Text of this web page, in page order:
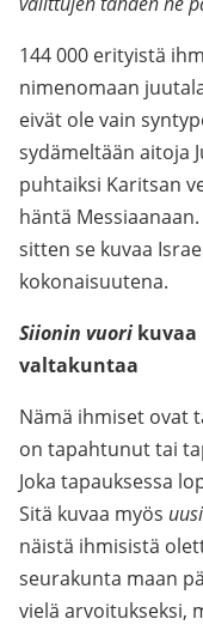
144 000 erityistä
nimenomaan
eivät ole vain
sydämeltään aitoja
puhtaiksi Karitsan
häntä
sitten se kuvaa
kokonaisuutena.
Siionin vuori kuvaa
valtakuntaa
Nämä ihmiset ovat
on tapahtunut tai
Joka tapauksessa
Sitä kuvaa myös
näistä ihmisistä
seurakunta maan
vielä arvoitukseksi,